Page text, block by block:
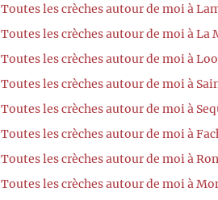
Toutes les crèches autour de moi à
Toutes les crèches autour de moi à La
Toutes les crèches autour de moi à
Toutes les crèches autour de moi à
Toutes les crèches autour de moi à
Toutes les crèches autour de moi à
Toutes les crèches autour de moi à
Toutes les crèches autour de moi à